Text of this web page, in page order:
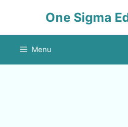
One Sigma
Menu